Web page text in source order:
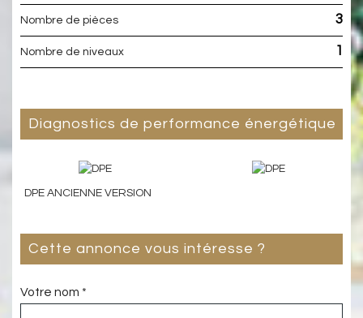
Nombre de pièces 3
Nombre de niveaux 1
diagnostics de performance énergétique
DPE ANCIENNE VERSION
cette annonce vous intéresse ?
Votre nom *